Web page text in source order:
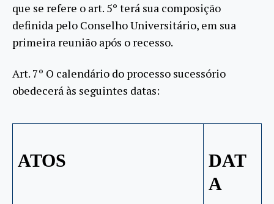
que se refere o art. 5º terá sua composição
definida pelo Conselho Universitário, em sua
primeira reunião após o recesso.
Art. 7º O calendário do processo sucessório
obedecerá às seguintes datas:
ATOS
DAT
A